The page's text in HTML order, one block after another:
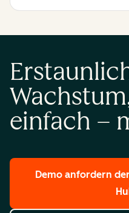
einfach –
Demo anfordern